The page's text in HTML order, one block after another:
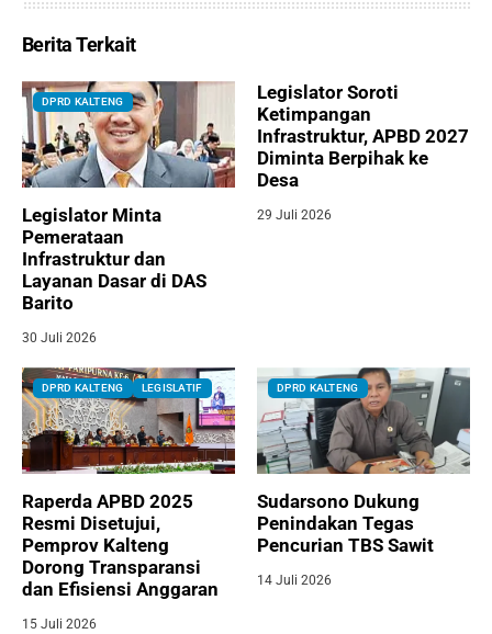
Berita Terkait
DPRD KALTENG
Legislator Minta
Pemerataan
Infrastruktur dan
Layanan Dasar di DAS
Barito
30 Juli 2026
Legislator Soroti
Ketimpangan
Infrastruktur, APBD 2027
Diminta Berpihak ke
Desa
29 Juli 2026
DPRD KALTENG LEGISLATIF
Raperda APBD 2025
Resmi Disetujui,
Pemprov Kalteng
Dorong Transparansi
dan Efisiensi Anggaran
15 Juli 2026
DPRD KALTENG
Sudarsono Dukung
Penindakan Tegas
Pencurian TBS Sawit
14 Juli 2026